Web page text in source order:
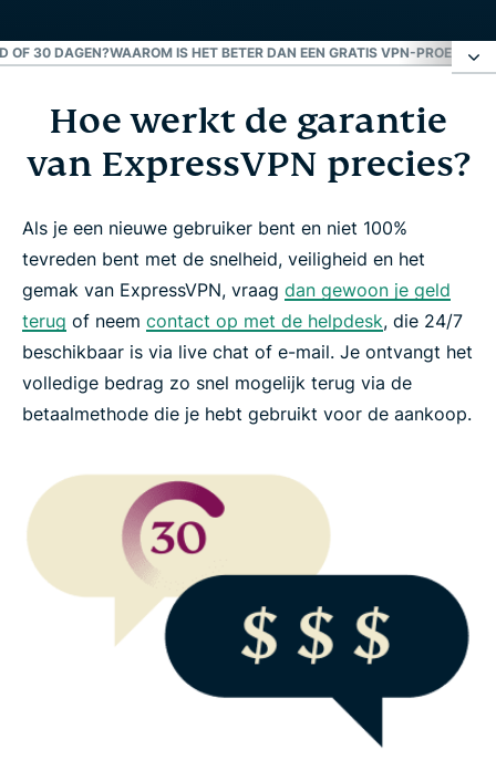
OF 30 DAGEN?WAAROM IS HET BETER DAN EEN GRATIS VPN-
Hoe werkt de garantie van ExpressVPN precies?
Is het één maand of 30 dagen?
Waarom is het beter dan een gratis VPN-
proefversie?
Veelgestelde vragen
Gebruik ExpressVPN zonder risico
Hoe werkt de garantie
van ExpressVPN precies?
Als je een nieuwe gebruiker bent en niet 100%
tevreden bent met de snelheid, veiligheid en het
gemak van ExpressVPN, vraag dan gewoon je geld
terug of neem contact op met de helpdesk, die 24/7
beschikbaar is via live chat of e-mail. Je ontvangt het
volledige bedrag zo snel mogelijk terug via de
betaalmethode die je hebt gebruikt voor de aankoop.